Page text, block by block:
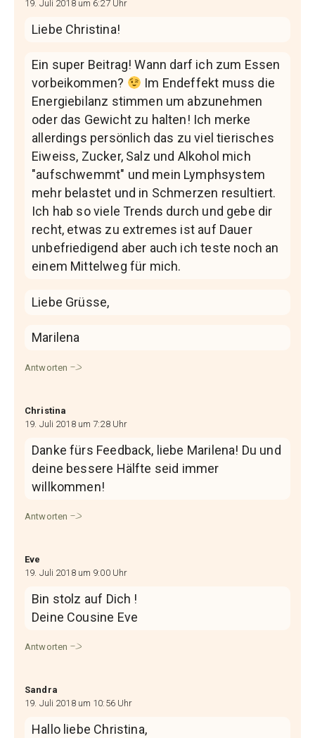
19. Juli 2018 um 6:27 Uhr
Liebe Christina!
Ein super Beitrag! Wann darf ich zum Essen
vorbeikommen?
Im Endeffekt muss die
Energiebilanz stimmen um abzunehmen
oder das Gewicht zu halten! Ich merke
allerdings persönlich das zu viel tierisches
Eiweiss, Zucker, Salz und Alkohol mich
"aufschwemmt" und mein Lymphsystem
mehr belastet und in Schmerzen resultiert.
Ich hab so viele Trends durch und gebe dir
recht, etwas zu extremes ist auf Dauer
unbefriedigend aber auch ich teste noch an
einem Mittelweg für mich.
Liebe Grüsse,
Marilena
Antworten
Christina
19. Juli 2018 um 7:28 Uhr
Danke fürs Feedback, liebe Marilena! Du und
deine bessere Hälfte seid immer
willkommen!
Antworten
Eve
19. Juli 2018 um 9:00 Uhr
Bin stolz auf Dich !
Deine Cousine Eve
Antworten
Sandra
19. Juli 2018 um 10:56 Uhr
Hallo liebe Christina,